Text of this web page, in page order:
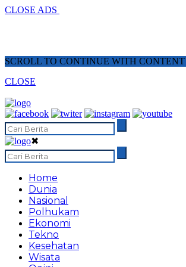
CLOSE ADS
SCROLL TO CONTINUE WITH CONTENT
CLOSE
✖
Home
Dunia
Nasional
Polhukam
Ekonomi
Tekno
Kesehatan
Wisata